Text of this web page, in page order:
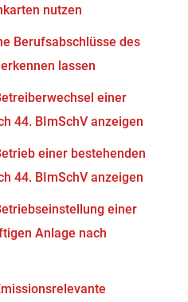
nutzen
Berufsabschlüsse des
lassen
einer
44. BImSchV anzeigen
einer bestehenden
44. BImSchV anzeigen
einer
Anlage nach